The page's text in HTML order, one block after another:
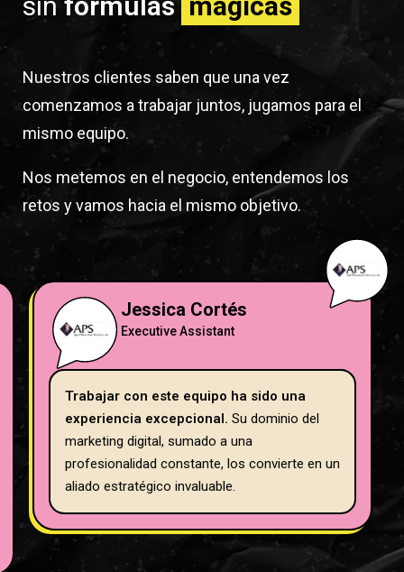
Nuestros clientes saben que una vez
comenzamos a trabajar juntos, jugamos para el
mismo equipo.
Nos metemos en el negocio, entendemos los
retos y vamos hacia el mismo objetivo.
Jessica Cortés
Executive Assistant
Trabajar con este equipo ha sido una
experiencia excepcional. Su dominio del
marketing digital, sumado a una
profesionalidad constante, los convierte en un
aliado estratégico invaluable.